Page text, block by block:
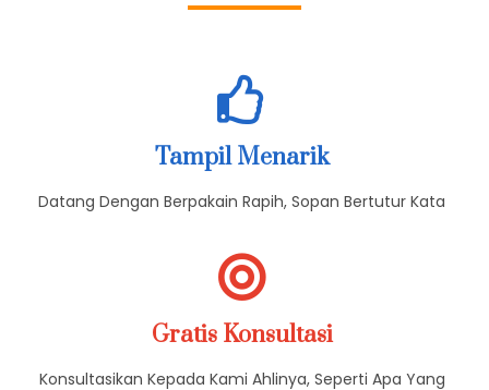
Tampil Menarik
Datang Dengan Berpakain Rapih, Sopan Bertutur Kata
Gratis Konsultasi
Konsultasikan Kepada Kami Ahlinya, Seperti Apa Yang